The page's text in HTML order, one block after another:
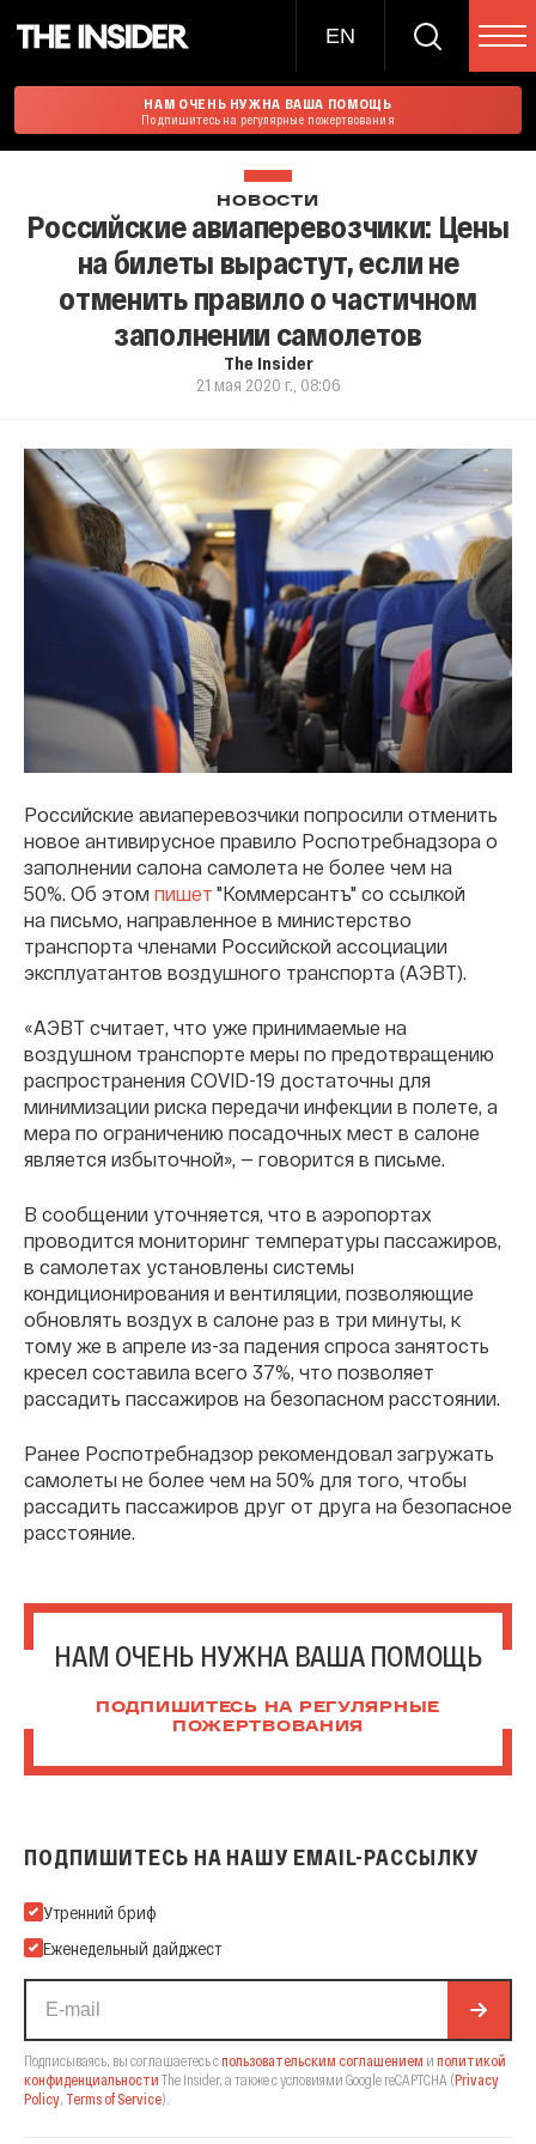
EN
НАМ ОЧЕНЬ НУЖНА ВАША ПОМОЩЬ
Подпишитесь на регулярные пожертвования
НОВОСТИ
Российские авиаперевозчики: Цены
на билеты вырастут, если не
отменить правило о частичном
заполнении самолетов
The Insider
21 мая 2020 г., 08:06
Российские авиаперевозчики попросили отменить
новое антивирусное правило Роспотребнадзора о
заполнении салона самолета не более чем на
50%. Об этом пишет "Коммерсантъ" со ссылкой
на письмо, направленное в министерство
транспорта членами Российской ассоциации
эксплуатантов воздушного транспорта (АЭВТ).
«АЭВТ считает, что уже принимаемые на
воздушном транспорте меры по предотвращению
распространения COVID-19 достаточны для
минимизации риска передачи инфекции в полете, а
мера по ограничению посадочных мест в салоне
является избыточной», — говорится в письме.
В сообщении уточняется, что в аэропортах
проводится мониторинг температуры пассажиров,
в самолетах установлены системы
кондиционирования и вентиляции, позволяющие
обновлять воздух в салоне раз в три минуты, к
тому же в апреле из-за падения спроса занятость
кресел составила всего 37%, что позволяет
рассадить пассажиров на безопасном расстоянии.
Ранее Роспотребнадзор рекомендовал загружать
самолеты не более чем на 50% для того, чтобы
рассадить пассажиров друг от друга на безопасное
расстояние.
НАМ ОЧЕНЬ НУЖНА ВАША ПОМОЩЬ
ПОДПИШИТЕСЬ НА РЕГУЛЯРНЫЕ
ПОЖЕРТВОВАНИЯ
ПОДПИШИТЕСЬ НА НАШУ EMAIL-РАССЫЛКУ
Подпишитесь на нашу Email-рассылку
Утренний бриф
Еженедельный дайджест
Подписываясь, вы соглашаетесь спользовательским соглашением и политикой
конфиденциальности The Insider, а также с условиями Google reCAPTCHA (Privacy
Policy, Terms of Service).